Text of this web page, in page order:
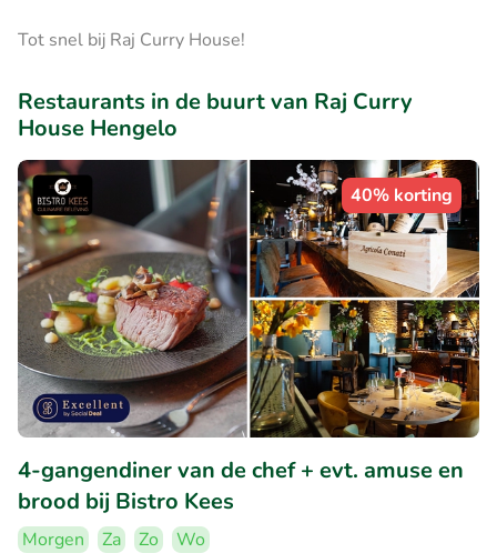
Tot snel bij Raj Curry House!
Restaurants in de buurt van Raj Curry
House Hengelo
40% korting
4-gangendiner van de chef + evt. amuse en
brood bij Bistro Kees
Morgen Za Zo
Wo